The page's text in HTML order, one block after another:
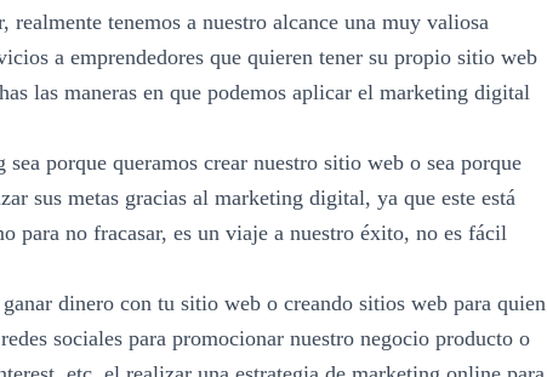
realmente tenemos a nuestro alcance una muy valiosa
a emprendedores que quieren tener su propio sitio web
las maneras en que podemos aplicar el marketing digital
porque queramos crear nuestro sitio web o sea porque
sus metas gracias al marketing digital, ya que este está
para no fracasar, es un viaje a nuestro éxito, no es fácil
dinero con tu sitio web o creando sitios web para quien
sociales para promocionar nuestro negocio producto o